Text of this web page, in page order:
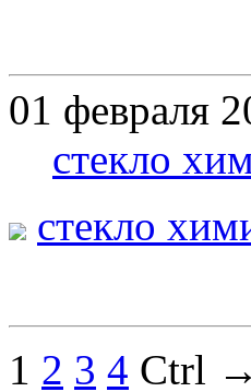
01 февраля
стекло
стекло
1 2 3 4 Ctrl →